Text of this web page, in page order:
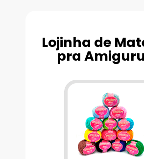
Lojinha de
pra